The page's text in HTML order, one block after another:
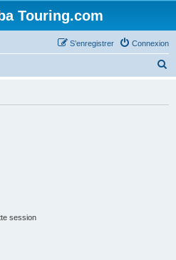
Touring.com
Connexion
S’enregistrer
session